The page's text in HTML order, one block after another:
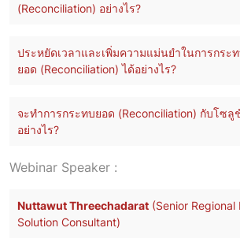
(Reconciliation) อย่างไร?
ประหยัดเวลาและเพิ่มความแม่นยำในการกระ
ยอด (Reconciliation) ได้อย่างไร?
จะทำการกระทบยอด (Reconciliation) กับโซ
อย่างไร?
Webinar Speaker :
Nuttawut Threechadarat (Senior Regional
Solution Consultant)